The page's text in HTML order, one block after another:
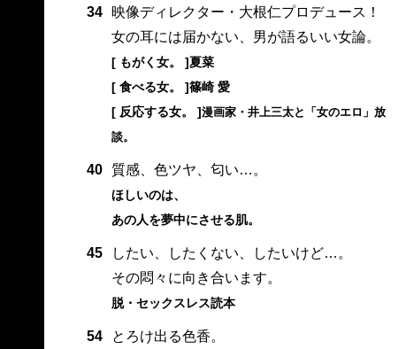
34
映像ディレクター・大根仁プロデュース！
女の耳には届かない、男が語るいい女論。
[ もがく女。 ]夏菜
[ 食べる女。 ]篠崎 愛
[ 反応する女。 ]漫画家・井上三太と「女のエロ」放
談。
40 質感、色ツヤ、匂い…。
ほしいのは、
あの人を夢中にさせる肌。
45
したい、したくない、したいけど…。
その悶々に向き合います。
脱・セックスレス読本
54
とろけ出る色香。